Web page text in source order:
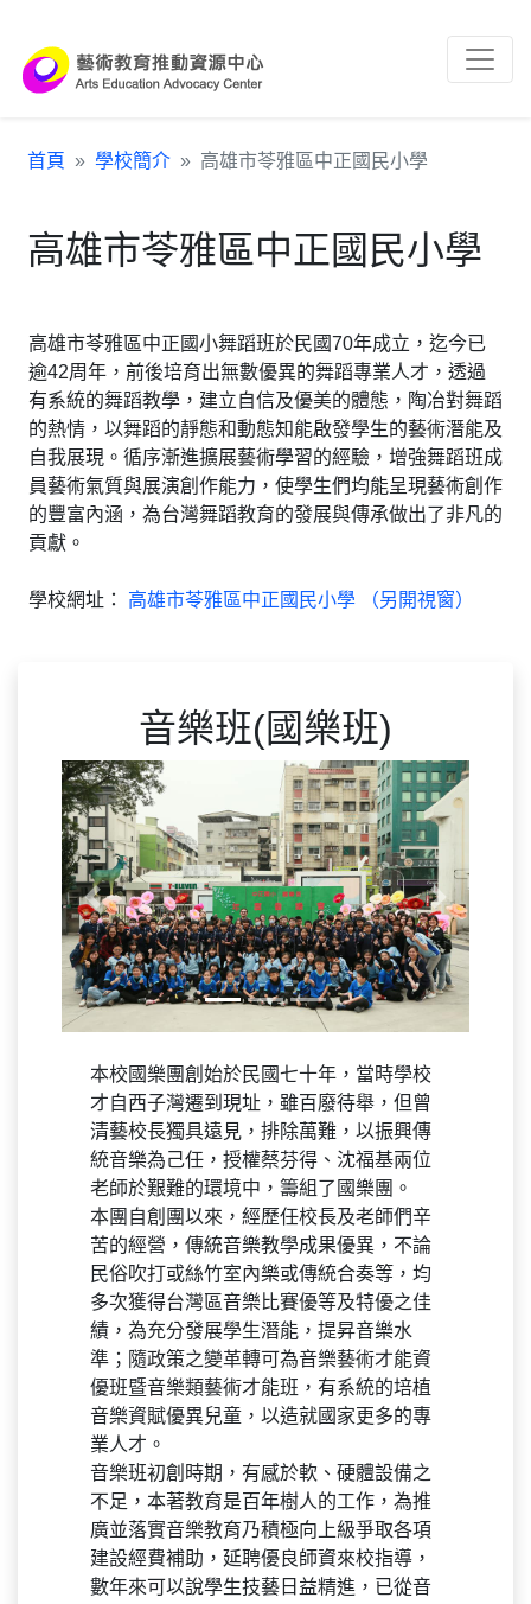
首頁 學校簡介 高雄市苓雅區中正國民小學
高雄市苓雅區中正國民小學
高雄市苓雅區中正國小舞蹈班於民國70年成立，迄今已
逾42周年，前後培育出無數優異的舞蹈專業人才，透過
有系統的舞蹈教學，建立自信及優美的體態，陶冶對舞蹈
的熱情，以舞蹈的靜態和動態知能啟發學生的藝術潛能及
自我展現。循序漸進擴展藝術學習的經驗，增強舞蹈班成
員藝術氣質與展演創作能力，使學生們均能呈現藝術創作
的豐富內涵，為台灣舞蹈教育的發展與傳承做出了非凡的
貢獻。
學校網址： 高雄市苓雅區中正國民小學 （另開視窗）
音樂班(國樂班)
Previous Next
本校國樂團創始於民國七十年，當時學校
才自西子灣遷到現址，雖百廢待舉，但曾
清藝校長獨具遠見，排除萬難，以振興傳
統音樂為己任，授權蔡芬得、沈福基兩位
老師於艱難的環境中，籌組了國樂團。
本團自創團以來，經歷任校長及老師們辛
苦的經營，傳統音樂教學成果優異，不論
民俗吹打或絲竹室內樂或傳統合奏等，均
多次獲得台灣區音樂比賽優等及特優之佳
績，為充分發展學生潛能，提昇音樂水
準；隨政策之變革轉可為音樂藝術才能資
優班暨音樂類藝術才能班，有系統的培植
音樂資賦優異兒童，以造就國家更多的專
業人才。
音樂班初創時期，有感於軟、硬體設備之
不足，本著教育是百年樹人的工作，為推
廣並落實音樂教育乃積極向上級爭取各項
建設經費補助，延聘優良師資來校指導，
數年來可以說學生技藝日益精進，已從音